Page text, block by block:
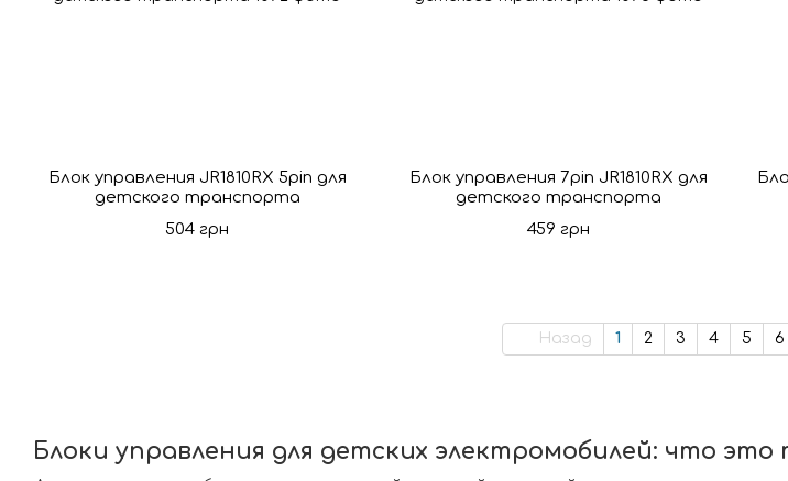
Блоки управления для детских электромобилей: что
Блок управления JR1810RX 5pin для
детского транспорта
504 грн
Блок управления 7pin JR1810RX для
детского транспорта
459 грн
Назад 1 2 3 4 5 6